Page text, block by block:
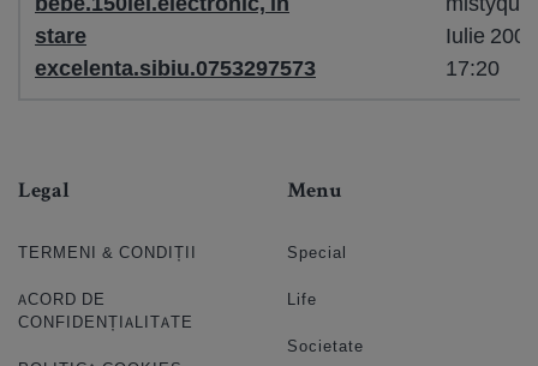
stare
excelenta.sibiu.0753297573
Iulie 2009
17:20
Legal
TERMENI & CONDIȚII
ACORD DE
CONFIDENȚIALITATE
Menu
Special
Life
Societate